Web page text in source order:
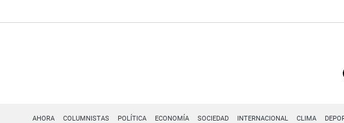
AHORA COLUMNISTAS POLÍTICA ECONOMÍA SOCIEDAD INTERNACIONAL CLIMA